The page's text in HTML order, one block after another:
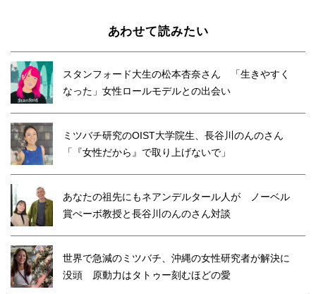
あわせて読みたい
スタンフォード大生の松本杏奈さん 「生きやすく
なった」女性ロールモデルとの出会い
ミツバチ研究のOIST大学院生、長谷川のんのさん
「『女性だから』で取り上げないで」
あなたの祖先にもネアンデルタール人が ノーベル
賞ぺーボ教授と長谷川のんのさん対談
世界で急減のミツバチ、沖縄の女性研究者が解決に
没頭 原動力はタトゥー刻むほどの愛